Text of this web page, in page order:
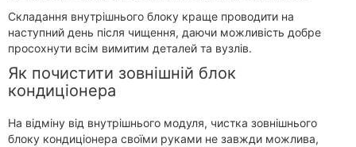
Складання внутрішнього блоку краще проводити на
наступний день після чищення, даючи можливість добре
просохнути всім вимитим деталей та вузлів.
Як почистити зовнішній блок
кондиціонера
На відміну від внутрішнього модуля, чистка зовнішнього
блоку кондиціонера своїми руками не завжди можлива,